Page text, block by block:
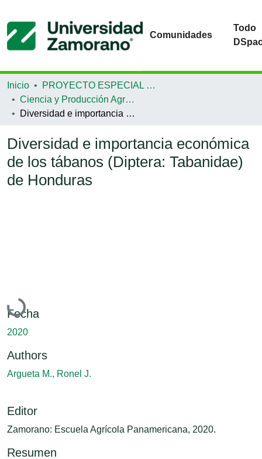
Comunidades
Todo
Inicio
PROYECTO ESPECIAL DE GRADUACIÓN
Ciencia y Producción Agropecuaria
Diversidad e importancia económica de los tábanos (Diptera: Tabanidae) de Honduras
Diversidad e importancia económica
de los tábanos (Diptera: Tabanidae)
de Honduras
Cargando...
Fecha
2020
Authors
Argueta M., Ronel J.
Editor
Zamorano: Escuela Agrícola Panamericana, 2020.
Resumen